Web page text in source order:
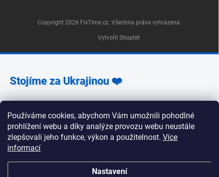
Používáme cookies, abychom Vám umožnili pohodlné
prohlížení webu a díky analýze provozu webu neustále
zlepšovali jeho funkce, výkon a použitelnost. Více
informací
Nastavení
Zlíchově 240/5, Praha 5 Pondělí, úterý, středa, pátek:
Vytvořil Shoptet
Copyright 2026 FixTime.cz. Všechna práva vyhrazena.
Stojíme za Ukrajinou ❤️
Jak a čím pomoci »